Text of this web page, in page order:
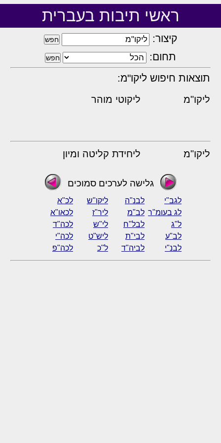
ראשי תיבות בעברית
קיצור:
תחום:
תוצאות חיפוש ליקו"מ:
ליקו"מ ליקוטי מוהר
ליקו"מ ליחידת קליטה ומיון
גלישה לערכים סמוכים
לגב"י לבנ"ה ליקו"ש
לכ"א
לג בעומ"ר לב"מ ליר"ז
לכאו"א
ל"ג
לבל"ח לי"ש
לכה"ד
לב"ע
לבי"ת ליש"ט
לכה"י
לבנ"י
לביה"ד ל"כ לכה"פ